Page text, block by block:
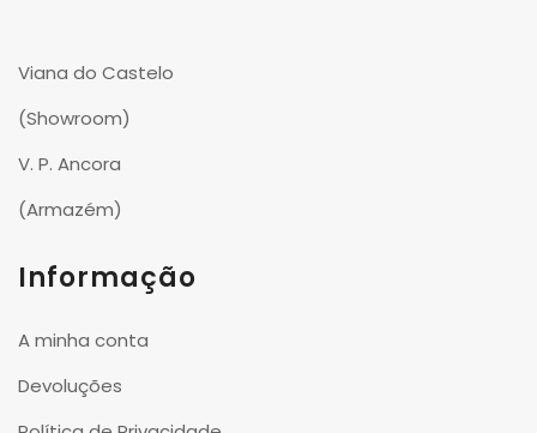
Viana do Castelo
(Showroom)
V. P. Ancora
(Armazém)
Informação
A minha conta
Devoluções